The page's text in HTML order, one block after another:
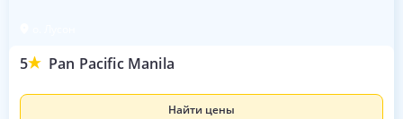
5 Pan Pacific Manila
Найти цены